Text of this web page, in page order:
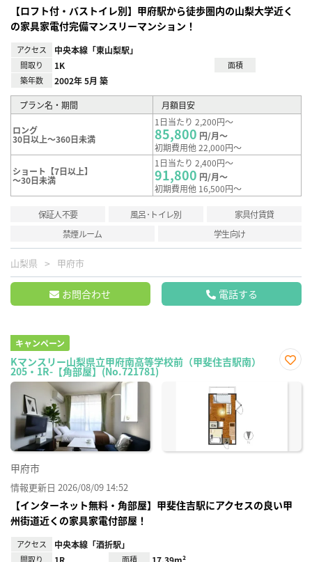
【ロフト付・バストイレ別】甲府駅から徒歩圏内の山梨大学近く
の家具家電付完備マンスリーマンション！
アクセス 中央本線「東山梨駅」
間取り 1K
面積
築年数
2002年 5月 築
プラン名・期間 月額目安
ロング
30日以上～360日未満
1日当たり 2,200円～
85,800 円/月～
初期費用他 22,000円～
ショート【7日以上】
～30日未満
1日当たり 2,400円～
91,800 円/月～
初期費用他 16,500円～
保証人不要 風呂･トイレ別
家具付賃貸
禁煙ルーム
学生向け
山梨県 甲府市
お問合わせ 電話する
キャンペーン
Kマンスリー山梨県立甲府南高等学校前（甲斐住吉駅南）
205・1R-【角部屋】(No.721781)
に入
甲府市
情報更新日 2026/08/09 14:52
【インターネット無料・角部屋】甲斐住吉駅にアクセスの良い甲
州街道近くの家具家電付部屋！
アクセス 中央本線「酒折駅」
間取り 1R 面積 17.39m²